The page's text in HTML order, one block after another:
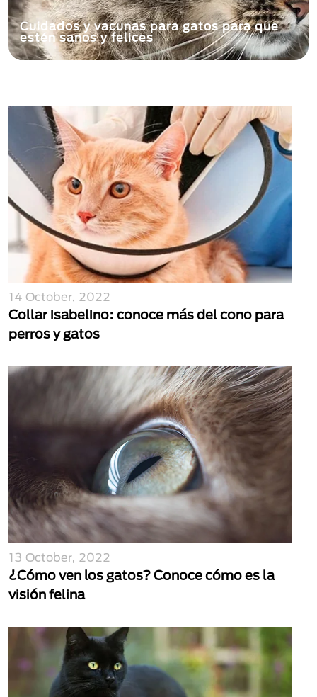
Cuidados y vacunas para gatos para que
estén sanos y felices
14 October, 2022
Collar isabelino: conoce más del cono para
perros y gatos
13 October, 2022
¿Cómo ven los gatos? Conoce cómo es la
visión felina